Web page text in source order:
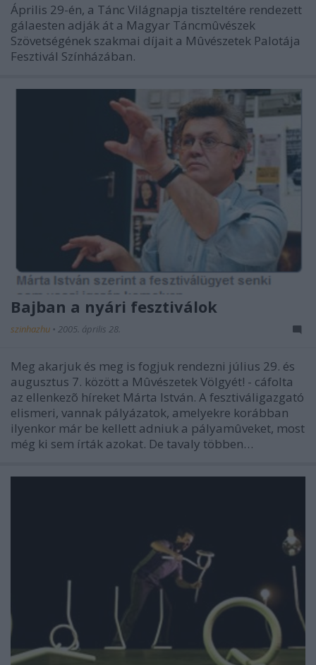
Április 29-én, a Tánc Világnapja tiszteltére rendezett
gálaesten adják át a Magyar Táncmûvészek
Szövetségének szakmai díjait a Mûvészetek Palotája
Fesztivál Színházában.
Bajban a nyári fesztiválok
szinhazhu • 2005. április 28.
Meg akarjuk és meg is fogjuk rendezni július 29. és
augusztus 7. között a Mûvészetek Völgyét! - cáfolta
az ellenkezõ híreket Márta István. A fesztiváligazgató
elismeri, vannak pályázatok, amelyekre korábban
ilyenkor már be kellett adniuk a pályamûveket, most
még ki sem írták azokat. De tavaly többen…